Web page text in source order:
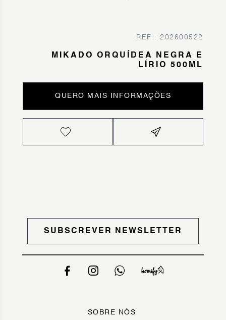
REF.: 202600522
MIKADO ORQUÍDEA NEGRA E
LÍRIO 500ML
QUERO MAIS INFORMAÇÕES
SUBSCREVER NEWSLETTER
SOBRE NÓS